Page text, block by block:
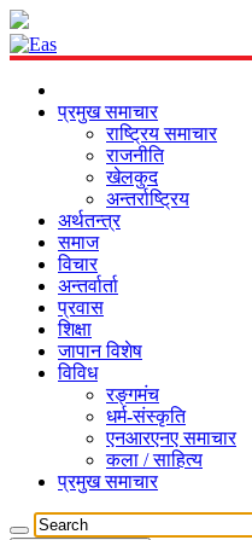
प्रमुख समाचार
राष्ट्रिय समाचार
राजनीति
खेलकुद
अन्तर्राष्ट्रिय
अर्थतन्त्र
समाज
विचार
अन्तर्वार्ता
प्रवास
शिक्षा
जापान विशेष
विविध
रङ्गमंच
धर्म-संस्कृति
एनआरएनए समाचार
कला / साहित्य
प्रमुख समाचार